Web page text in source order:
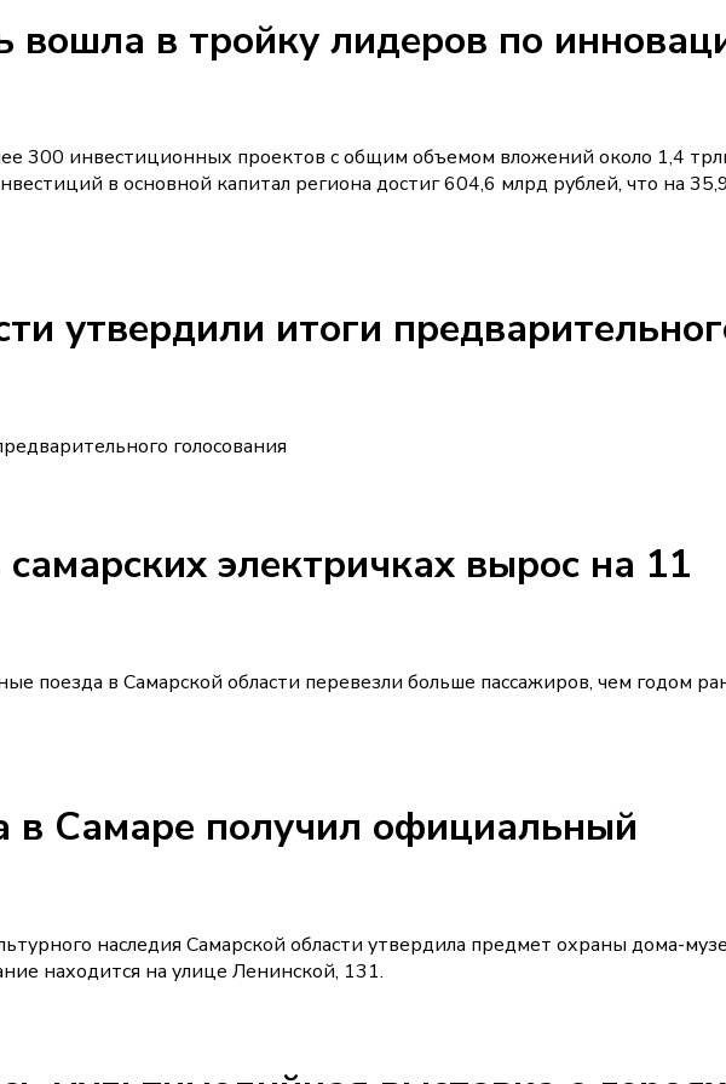
вошла в тройку лидеров по
300 инвестиционных проектов с общим объемом вложений около 1,4
в основной капитал региона достиг 604,6 млрд рублей, что на
утвердили итоги
голосования
электричках вырос на 11
поезда в Самарской области перевезли больше пассажиров, чем годом
Самаре получил официальный
наследия Самарской области утвердила предмет охраны дома-
находится на улице Ленинской, 131.